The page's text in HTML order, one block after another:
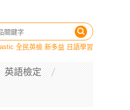
全民英檢 新多益 日語學習
英語檢定